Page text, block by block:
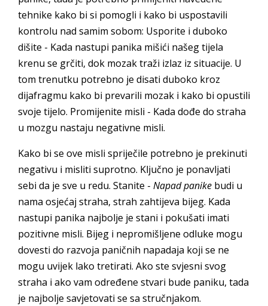
tehnike kako bi si pomogli i kako bi uspostavili
kontrolu nad samim sobom: Usporite i duboko
dišite - Kada nastupi panika mišići našeg tijela
krenu se grčiti, dok mozak traži izlaz iz situacije. U
tom trenutku potrebno je disati duboko kroz
dijafragmu kako bi prevarili mozak i kako bi opustili
svoje tijelo. Promijenite misli - Kada dođe do straha
u mozgu nastaju negativne misli.
Kako bi se ove misli spriječile potrebno je prekinuti
negativu i misliti suprotno. Ključno je ponavljati
sebi da je sve u redu. Stanite - Napad panike budi u
nama osjećaj straha, strah zahtijeva bijeg. Kada
nastupi panika najbolje je stani i pokušati imati
pozitivne misli. Bijeg i nepromišljene odluke mogu
dovesti do razvoja paničnih napadaja koji se ne
mogu uvijek lako tretirati. Ako ste svjesni svog
straha i ako vam određene stvari bude paniku, tada
je najbolje savjetovati se sa stručnjakom.